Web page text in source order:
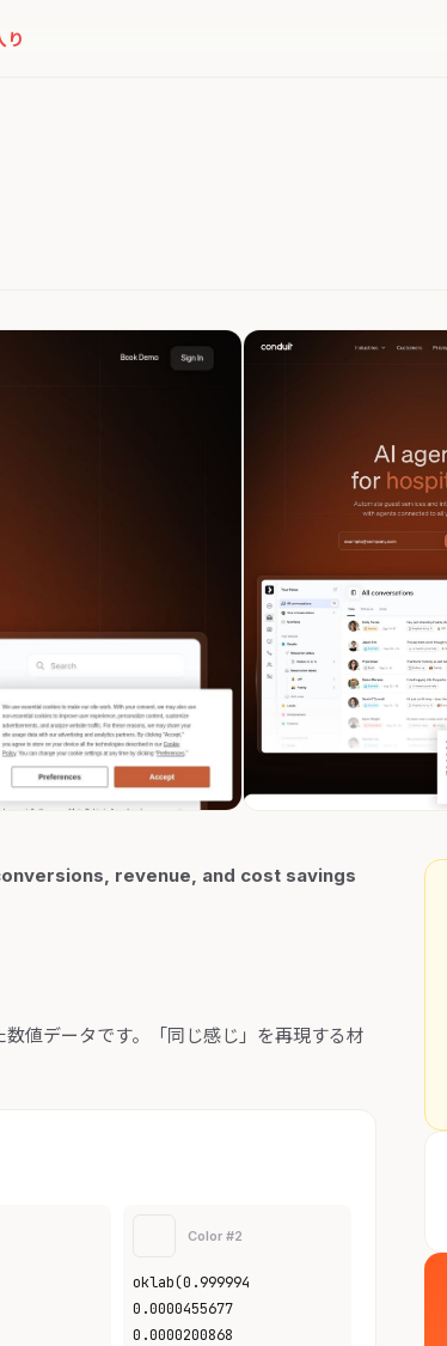
り
revenue, and cost savings
値データです。「同じ感じ」を再現する材
Color #2
oklab(0.999994
0.0000455677
0.0000200868